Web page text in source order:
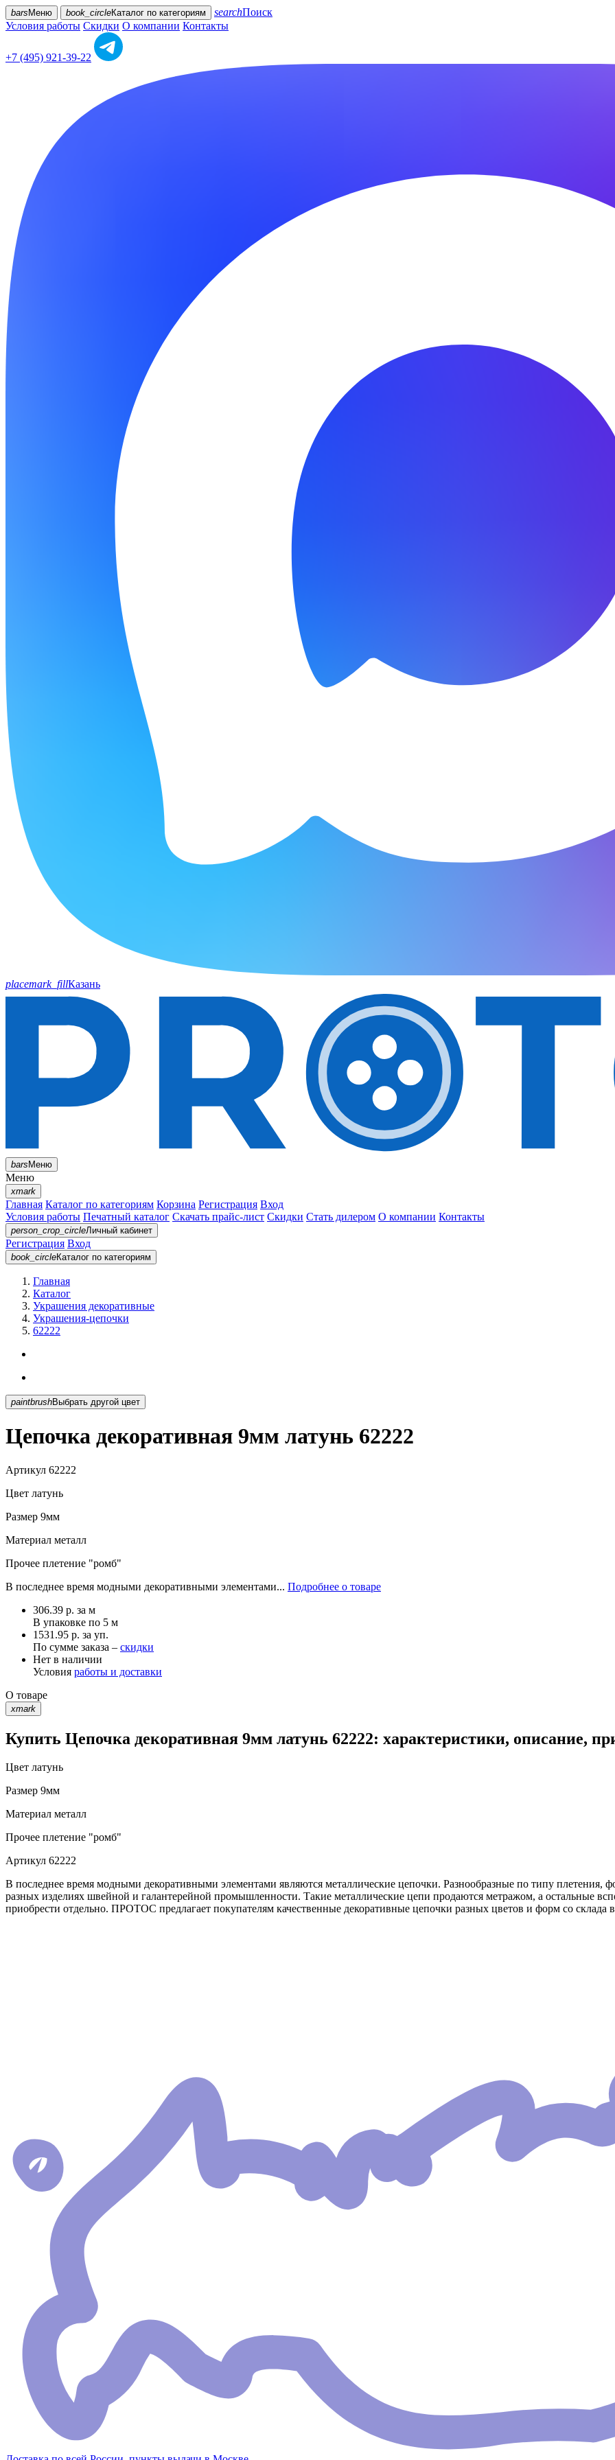
bars Меню book_circleКаталог по категориям searchПоиск
Условия работы Скидки О компании Контакты
+7 (495) 921-39-22
placemark_fillКазань
barsМеню
Меню
xmark
Главная Каталог по категориям Корзина Регистрация Вход
Условия работы Печатный каталог Скачать прайс-лист Скидки Стать дилером О компании Контакты
person_crop_circleЛичный кабинет
Регистрация Вход
book_circleКаталог по категориям
Главная
Каталог
Украшения декоративные
Украшения-цепочки
62222
paintbrush Выбрать другой цвет
Цепочка декоративная 9мм латунь 62222
Артикул 62222
Цвет латунь
Размер 9мм
Материал металл
Прочее плетение "ромб"
В последнее время модными декоративными элементами... Подробнее о товаре
306.39 р. за м
В упаковке по 5 м
1531.95 р. за уп.
По сумме заказа – скидки
Нет в наличии
Условия работы и доставки
О товаре
xmark
Купить Цепочка декоративная 9мм латунь 62222: характеристики, описание,
Цвет латунь
Размер 9мм
Материал металл
Прочее плетение "ромб"
Артикул 62222
В последнее время модными декоративными элементами являются металлические цепочки. Разнообразные по типу плетения,
разных изделиях швейной и галантерейной промышленности. Такие металлические цепи продаются метражом, а остальные
приобрести отдельно. ПРОТОС предлагает покупателям качественные декоративные цепочки разных цветов и форм со склада